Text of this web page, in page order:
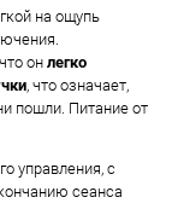
на ощупь
он легко
, что означает,
пошли. Питание от
управления, с
сеанса